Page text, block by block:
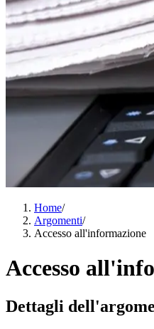
Home/
Argomenti/
Accesso all'informazione
Accesso
Dettagli